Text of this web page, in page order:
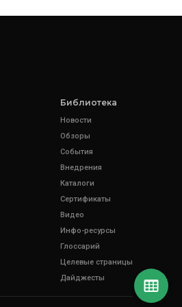
Библиотека
Новости
Обзоры
События
Внедрения
Каталоги
Сертификаты
Видео
Инфо-ресурсы
Глоссарий
Целевые страницы
Дайджесты